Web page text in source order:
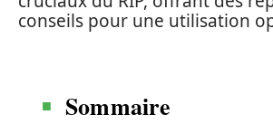
conseils pour une utilisation
Sommaire